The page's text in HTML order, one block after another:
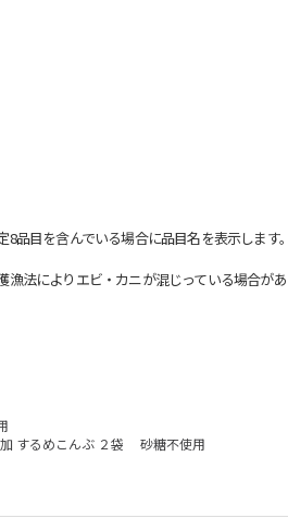
目を含んでいる場合に品目名を表示します。
によりエビ・カニが混じっている場合が
するめこんぶ ２袋 砂糖不使用